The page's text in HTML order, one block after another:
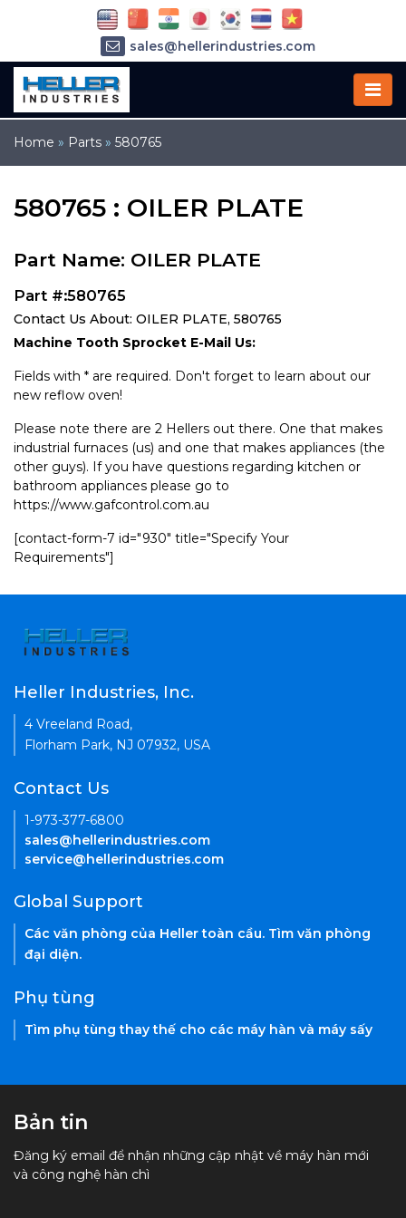
Home » Parts » 580765
580765 : OILER PLATE
Part Name: OILER PLATE
Part #:580765
Contact Us About: OILER PLATE, 580765
Machine Tooth Sprocket E-Mail Us:
Fields with * are required. Don't forget to learn about our
new reflow oven!
Please note there are 2 Hellers out there. One that makes
industrial furnaces (us) and one that makes appliances (the
other guys). If you have questions regarding kitchen or
bathroom appliances please go to
https://www.gafcontrol.com.au
[contact-form-7 id="930" title="Specify Your
Requirements"]
sales@hellerindustries.com
service@hellerindustries.com
Heller Industries, Inc.
4 Vreeland Road,
Florham Park, NJ 07932, USA
Contact Us
1-973-377-6800
sales@hellerindustries.com
service@hellerindustries.com
Global Support
Các văn phòng của Heller toàn cầu. Tìm văn phòng
đại diện.
Phụ tùng
Tìm phụ tùng thay thế cho các máy hàn và máy sấy
Bản tin
Đăng ký email để nhận những cập nhật về máy hàn mới
và công nghệ hàn chì